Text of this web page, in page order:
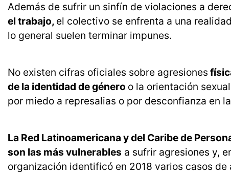
Además de sufrir un sinfín de violaciones a
el trabajo, el colectivo se enfrenta a una
lo general suelen terminar impunes.
No existen cifras oficiales sobre agresiones
de la identidad de género o la orientación
por miedo a represalias o por desconfianza en
La Red Latinoamericana y del Caribe de
son las más vulnerables a sufrir agresiones y,
organización identificó en 2018 varios casos